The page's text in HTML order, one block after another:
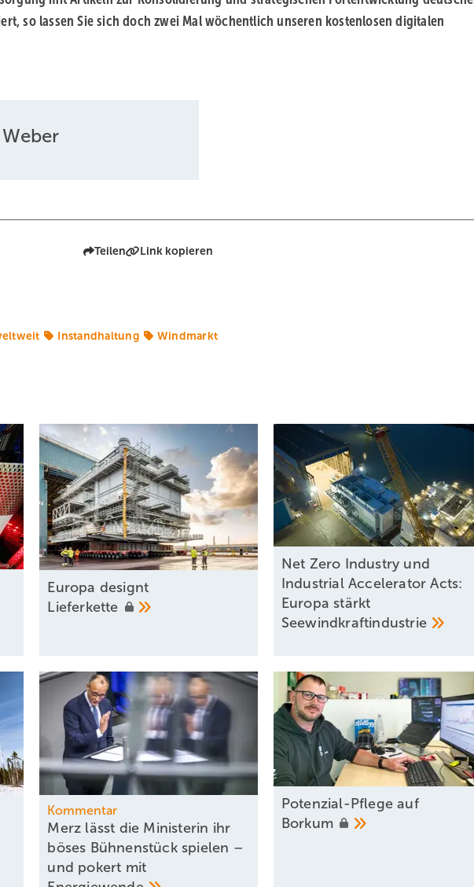
so lassen Sie sich doch zwei Mal wöchentlich unseren kostenlosen digitalen
Teilen Link kopieren
Instandhaltung Windmarkt
Europa designt
Lieferkette
Net Zero Industry und
Industrial Accelerator Acts:
Europa stärkt
Seewindkraftindustrie
Kommentar
Merz lässt die Ministerin ihr
böses Bühnenstück spielen –
und pokert mit
Potenzial-Pflege auf
Borkum